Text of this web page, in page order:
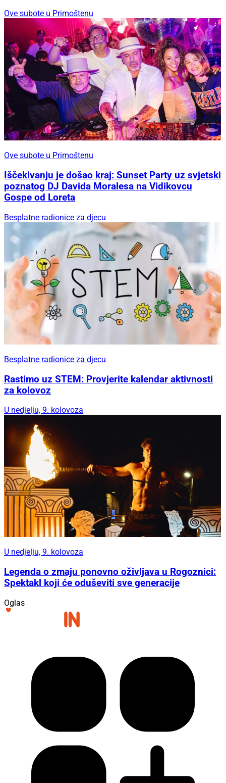
Ove subote u Primoštenu
Ove subote u Primoštenu
Iščekivanju je došao kraj: Sunset Party uz svjetski
poznatog DJ Davida Moralesa na Vidikovcu
Gospe od Loreta
Besplatne radionice za djecu
Besplatne radionice za djecu
Rastimo uz STEM: Provjerite kalendar aktivnosti
za kolovoz
U nedjelju, 9. kolovoza
U nedjelju, 9. kolovoza
Legenda o zmaju ponovno oživljava u Rogoznici:
Spektakl koji će oduševiti sve generacije
Oglas